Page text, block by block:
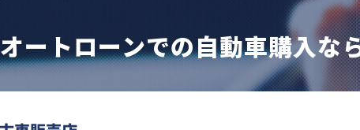
オートローンでの自動車購入な